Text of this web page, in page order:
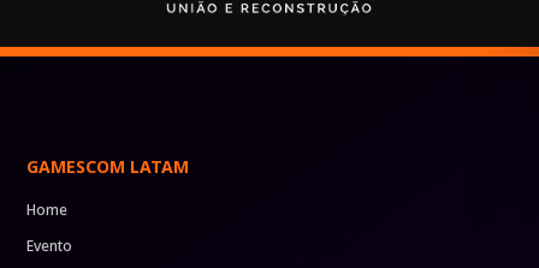
GAMESCOM LATAM
Home
Evento